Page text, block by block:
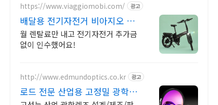
https://www.viaggiomobi.com/ 광고
배달용 전기자전거 비아지오 인
수형 렌탈,완납시 내자전거
월 렌탈료만 내고 전기자전거 추가금
없이 인수했어요!
http://www.edmundoptics.co.kr 광고
로드 전문 산업용 고정밀 광학렌